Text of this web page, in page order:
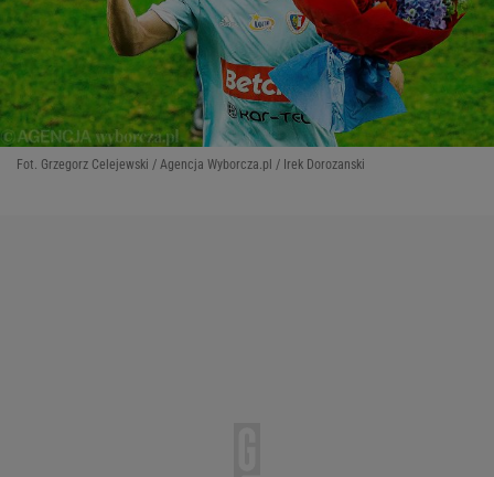
Fot. Grzegorz Celejewski / Agencja Wyborcza.pl / Irek Dorozanski